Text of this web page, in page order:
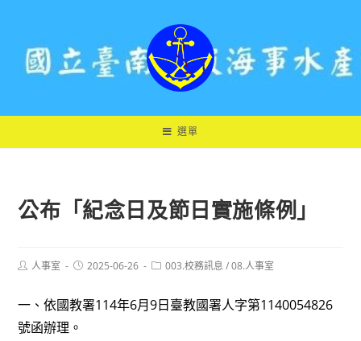
選單
公布「紀念日及節日實施條例」
Post人事室
Post2025-06-26
Post003.校務訊息 / 08.人事室
一、依國教署114年6月9日臺教國署人字第1140054826
號函辦理。